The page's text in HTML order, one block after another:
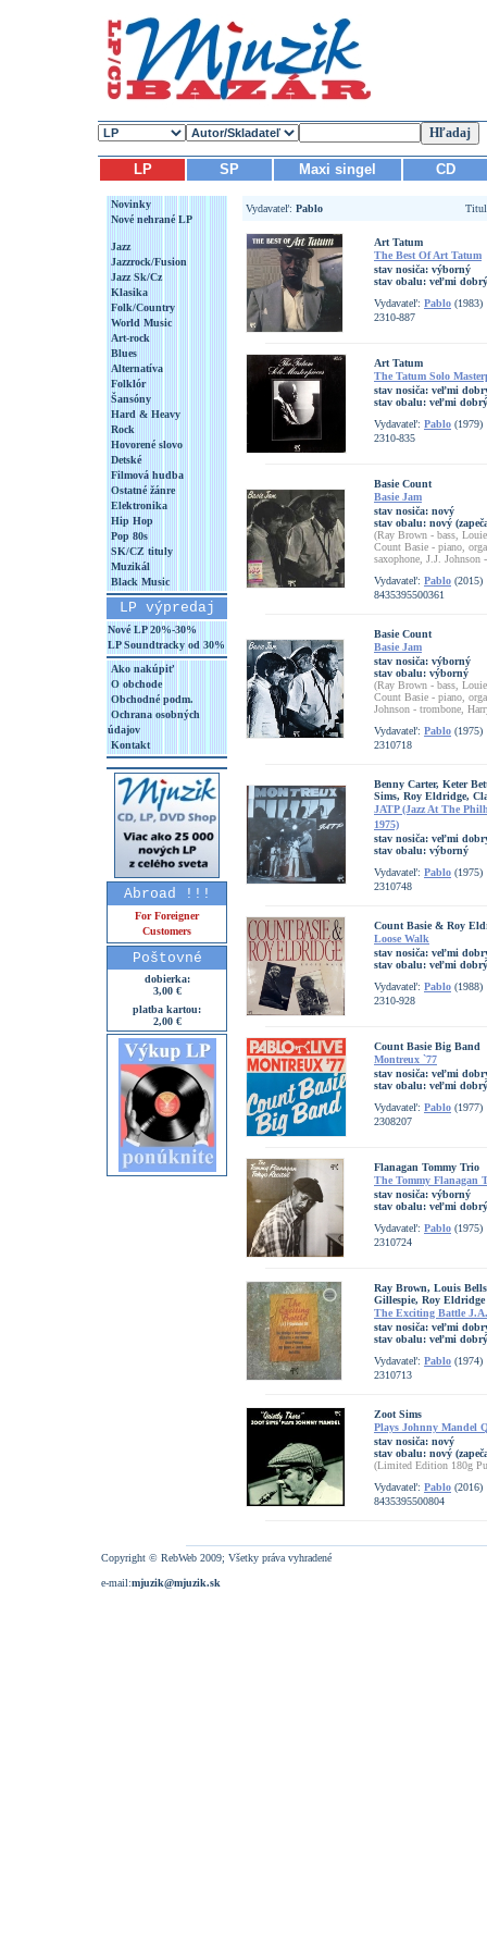
LP SP Maxi singel CD
Novinky
Nové nehrané LP
Jazz
Jazzrock/Fusion
Jazz Sk/Cz
Klasika
Folk/Country
World Music
Art-rock
Blues
Alternatíva
Folklór
Šansóny
Hard & Heavy
Rock
Hovorené slovo
Detské
Filmová hudba
Ostatné žánre
Elektronika
Hip Hop
Pop 80s
SK/CZ tituly
Muzikál
Black Music
LP výpredaj
Nové LP 20%-30%
LP Soundtracky od 30%
Ako nakúpiť
O obchode
Obchodné podm.
Ochrana osobných
údajov
Kontakt
Abroad !!!
For Foreigner
Customers
Poštovné
dobierka:
3,00 €
platba kartou:
2,00 €
Vydavateľ: Pablo
Art Tatum
The Best Of Art Tatum
stav nosiča: výborný
stav obalu: veľmi
Vydavateľ: Pablo (1983)
2310-887
Art Tatum
The Tatum Solo
stav nosiča: veľmi
stav obalu: veľmi dobrý
Vydavateľ: Pablo (1979)
2310-835
Basie Count
Basie Jam
stav nosiča: nový
stav obalu: nový
(Ray Brown - bass,
Count Basie - piano,
saxophone, J.J.
Vydavateľ: Pablo (2015)
8435395500361
Basie Count
Basie Jam
stav nosiča: výborný
stav obalu: výborný
(Ray Brown - bass,
Count Basie - piano,
Johnson - trombone,
Vydavateľ: Pablo (1975)
2310718
Benny Carter, Keter
Sims, Roy Eldridge,
JATP (Jazz At The
1975)
stav nosiča: veľmi
stav obalu: výborný
Vydavateľ: Pablo (1975)
2310748
Count Basie & Roy
Loose Walk
stav nosiča: veľmi
stav obalu: veľmi
Vydavateľ: Pablo (1988)
2310-928
Count Basie Big Band
Montreux `77
stav nosiča: veľmi
stav obalu: veľmi
Vydavateľ: Pablo (1977)
2308207
Flanagan Tommy Trio
The Tommy Flanagan
stav nosiča: výborný
stav obalu: veľmi dobrý
Vydavateľ: Pablo (1975)
2310724
Ray Brown, Louis
Gillespie, Roy Eldridge
The Exciting Battle
stav nosiča: veľmi
stav obalu: veľmi
Vydavateľ: Pablo (1974)
2310713
Zoot Sims
Plays Johnny Mandel
stav nosiča: nový
stav obalu: nový
(Limited Edition 180g
Vydavateľ: Pablo (2016)
8435395500804
Copyright © RebWeb 2009; Všetky práva vyhradené
e-mail:mjuzik@mjuzik.sk